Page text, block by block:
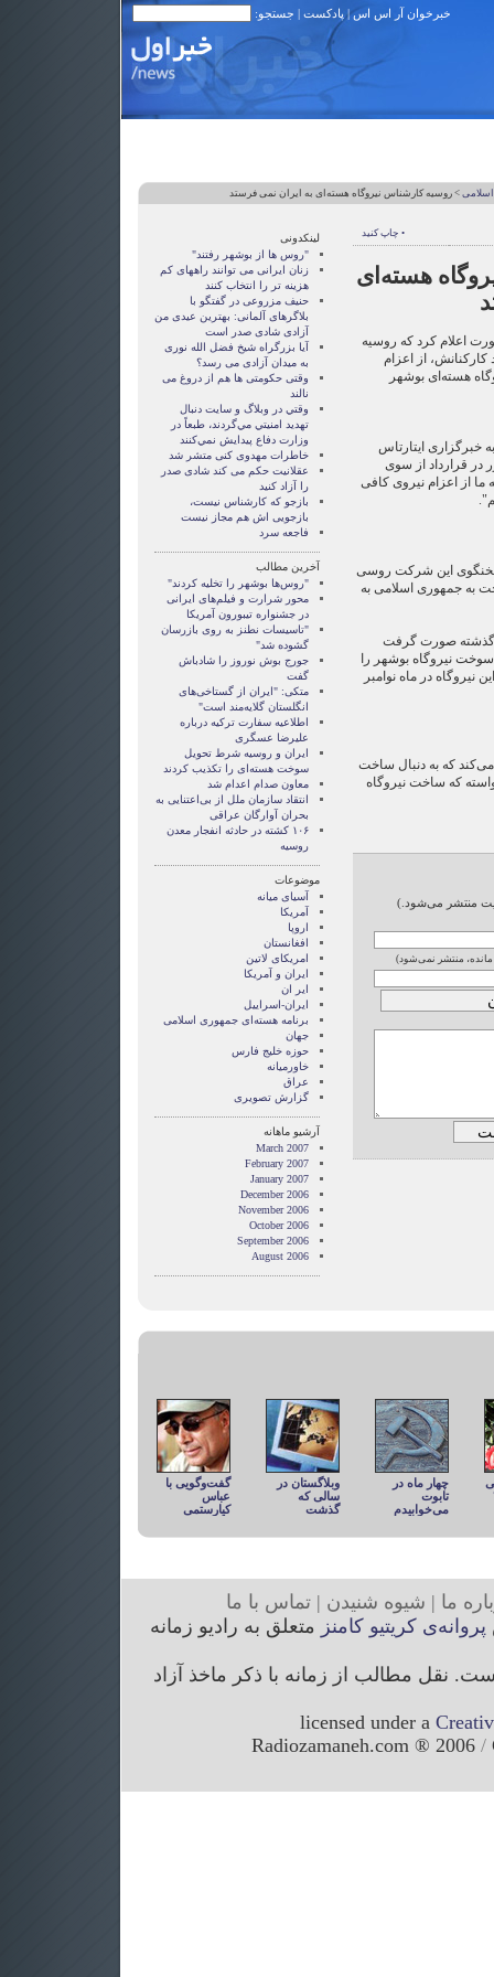
خبرخوان آر اس اس| پادکست | جستجو:
> روسیه کارشناس نیروگاه هسته‌ای به ایران نمی فرستد
• چاپ کنید
هسته‌ای
اعلام کرد که روسیه
از اعزام
هسته‌ای بوشهر
خبرگزاری ایتارتاس
قرارداد از سوی
از اعزام نیروی کافی
این شرکت روسی
به جمهوری اسلامی به
گذشته صورت گرفت
نیروگاه بوشهر را
نیروگاه در ماه نوامبر
که به دنبال ساخت
که ساخت نیروگاه
منتشر می‌شود.)
مانده، منتشر نمی‌شود)
لینکدونی
"روس ها از بوشهر رفتند"
زنان ايرانی می توانند راههای کم
هزينه تر را انتخاب کنند
حنیف مزروعی در گفتگو با
بلاگرهای آلمانی: بهترین عیدی من
آزادی شادی صدر است
آيا بزرگراه شيخ فضل الله نوری
به ميدان آزادی می رسد؟
وقتی حکومتی ها هم از دروغ می
نالند
وقتي در وبلاگ و سايت دنبال
تهديد امنيتي مي‌گردند، طبعاً در
وزارت دفاع پيدايش نمي‌كنند
خاطرات مهدوی كنی متشر شد
عقلانيت حکم می کند شادی صدر
را آزاد کنيد
بازجو که کارشناس نیست،
بازجویی اش هم مجاز نیست
فاجعه سرد
آخرین مطالب
"روس‌ها بوشهر را تخلیه کردند"
محور شرارت و فیلم‌های ایرانی
در جشنواره تیبورون آمریکا
"تاسیسات نطنز به روی بازرسان
گشوده شد"
جورج بوش نوروز را شادباش
گفت
متکی: "ایران از گستاخی‌های
انگلستان گلایه‌مند است"
اطلاعیه سفارت ترکیه درباره
علیرضا عسگری
ایران و روسیه شرط تحویل
سوخت هسته‌ای را تکذیب کردند
معاون صدام اعدام شد
انتقاد سازمان ملل از بی‌اعتنایی به
بحران آوارگان عراقی
۱۰۶ کشته در حادثه انفجار معدن
روسیه
موضوعات
آسيای ميانه
آمریکا
اروپا
افغانستان
امریکای لاتین
ايران و آمريکا
ایر ان
ایران-اسراییل
برنامه هسته‌ای جمهوری اسلامی
جهان
حوزه خلیج فارس
خاورمیانه
عراق
گزارش تصويری
آرشیو ماهانه
March 2007
February 2007
January 2007
December 2006
November 2006
October 2006
September 2006
August 2006
چهار ماه در
تابوت
می‌خوابیدم
وبلاگستان در
سالی که
گذشت
گفت‌وگویی با
عباس
کیارستمی
ه ما | شیوه شنیدن |تماس با ما
پروانه‌ی کریتیو کامنز متعلق به رادیو زمانه
نقل مطالب از زمانه با ذکر ماخذ آزاد
licensed under a
/